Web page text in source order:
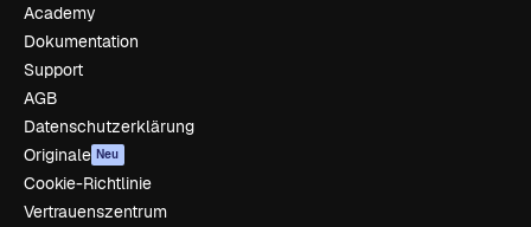
Academy
Dokumentation
Support
AGB
Datenschutzerklärung
Originale Neu
Cookie-Richtlinie
Vertrauenszentrum